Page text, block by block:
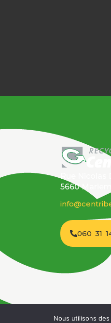
Rue Nicolas
5660
060 31
Mentions
Nous utilisons